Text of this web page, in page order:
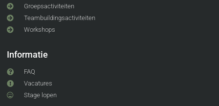
Groepsactiviteiten
Teambuildingsactiviteiten
Workshops
Informatie
FAQ
Vacatures
Stage lopen